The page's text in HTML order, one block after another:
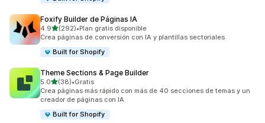
Foxify Builder de Páginas IA
4.9de 5 estrellas
(292)
292 reseñas en total
•Plan gratis disponible
Crea páginas de conversión con IA y plantillas sectoriales
Built for Shopify
Theme Sections & Page Builder
5.0de 5 estrellas
(38)
38 reseñas en total
•Gratis
Crea páginas más rápido con más de 40 secciones de temas y un
creador de páginas con IA
Built for Shopify